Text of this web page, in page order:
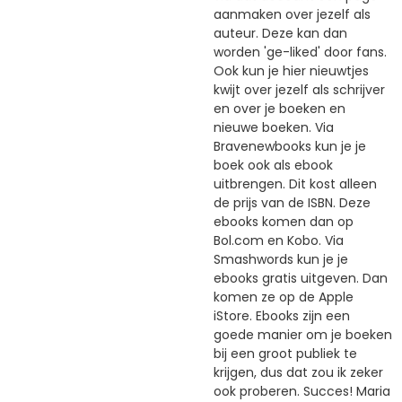
aanmaken over jezelf als
auteur. Deze kan dan
worden 'ge-liked' door fans.
Ook kun je hier nieuwtjes
kwijt over jezelf als schrijver
en over je boeken en
nieuwe boeken. Via
Bravenewbooks kun je je
boek ook als ebook
uitbrengen. Dit kost alleen
de prijs van de ISBN. Deze
ebooks komen dan op
Bol.com en Kobo. Via
Smashwords kun je je
ebooks gratis uitgeven. Dan
komen ze op de Apple
iStore. Ebooks zijn een
goede manier om je boeken
bij een groot publiek te
krijgen, dus dat zou ik zeker
ook proberen. Succes! Maria